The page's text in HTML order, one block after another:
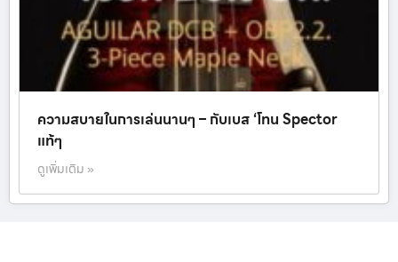
ความสบายในการเล่นนานๆ – กับเบส ‘โทน Spector
แท้ๆ
ดูเพิ่มเติม »